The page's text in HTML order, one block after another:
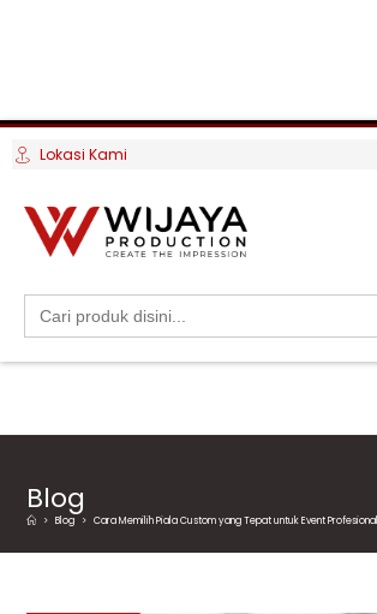
Lokasi Kami
Search
for:
Blog
> Blog > Cara Memilih Piala Custom yang Tepat untuk Event Profesional